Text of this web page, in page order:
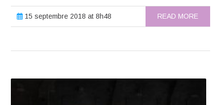
15 septembre 2018 at 8h48 READ MORE